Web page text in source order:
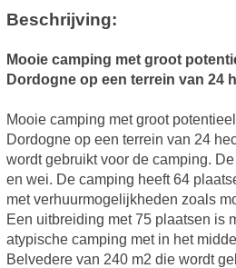
Beschrijving:
Mooie camping met groot
Dordogne op een terrein van 24
Mooie camping met groot
Dordogne op een terrein van 24
wordt gebruikt voor de camping.
en wei. De camping heeft 64
met verhuurmogelijkheden zoals
Een uitbreiding met 75 plaatsen is
atypische camping met in het
Belvedere van 240 m2 die wordt